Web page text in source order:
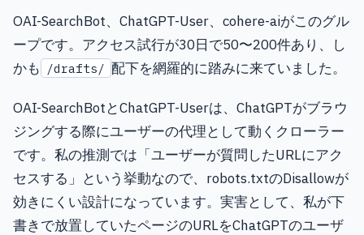
OAI-SearchBot、ChatGPT-User、cohere-aiがこのグル
ープです。アクセス試行が30日で50〜200件あり、し
かも /drafts/ 配下を網羅的に踏みに来ていました。
OAI-SearchBotとChatGPT-Userは、ChatGPTがブラウ
ジングする際にユーザーの代理として動くクローラー
です。私の推測では「ユーザーが質問したURLにアク
セスする」という挙動なので、robots.txtのDisallowが
効きにくい設計になっています。実害として、私が下
書きで放置していたページのURLをChatGPTのユーザ